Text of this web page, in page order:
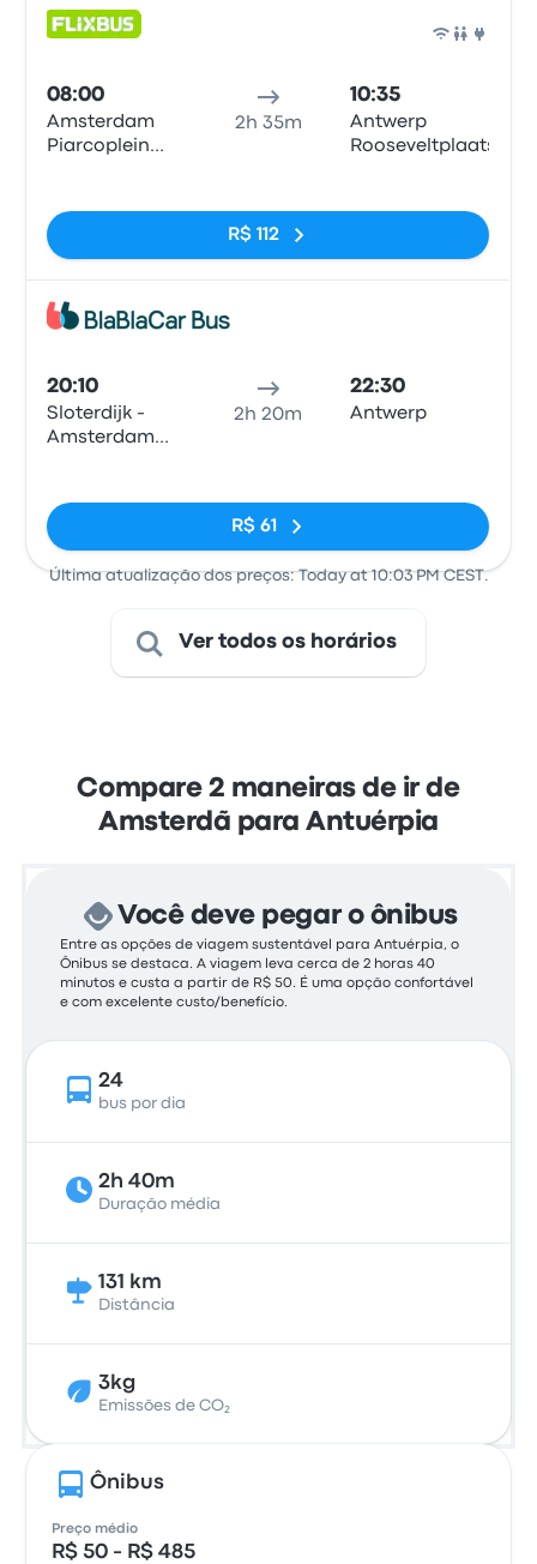
08:00
Amsterdam
Piarcoplein
2h 35m
10:35
Antwerp
Rooseveltplaats
R$ 112
20:10
Sloterdijk -
Amsterdam
2h 20m
22:30
Antwerp
R$ 61
Última atualização dos preços: Today at 10:03 PM CEST.
Ver todos os horários
Compare 2 maneiras de ir de
Amsterdã para Antuérpia
Você deve pegar o ônibus
Entre as opções de viagem sustentável para Antuérpia, o
Ônibus se destaca. A viagem leva cerca de 2 horas 40
minutos e custa a partir de R$ 50. É uma opção confortável
e com excelente custo/benefício.
24
bus por dia
2h 40m
Duração média
131 km
Distância
3kg
Emissões de CO₂
Ônibus
Preço médio
R$ 50 - R$ 485